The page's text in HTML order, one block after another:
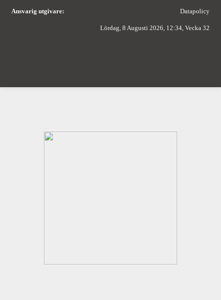
Ansvarig utgivare: Datapolicy
Lördag, 8 Augusti 2026, 12:34, Vecka 32